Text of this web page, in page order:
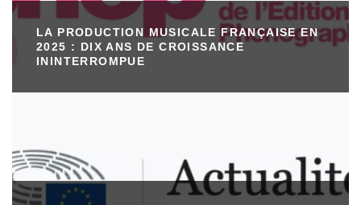
LA PRODUCTION MUSICALE FRANÇAISE EN
2025 : DIX ANS DE CROISSANCE
ININTERROMPUE